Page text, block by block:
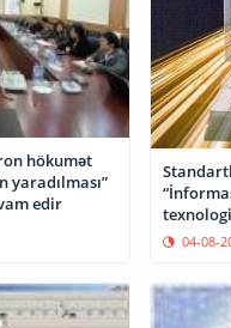
hökumət
yaradılması”
edir
yaradılıb
04-08-